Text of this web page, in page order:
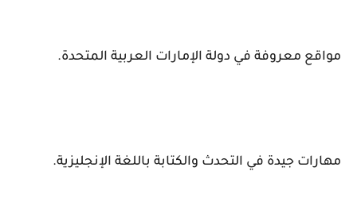
مواقع معروفة في دولة الإمارات العربية المتحدة.
مهارات جيدة في التحدث والكتابة باللغة الإنجليزية.